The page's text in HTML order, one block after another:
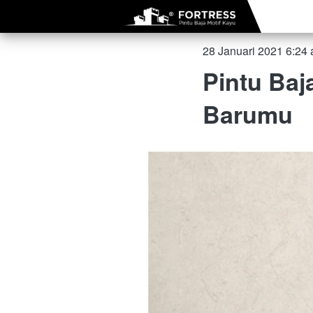
28 Januari 2021 6:24
Pintu
Barumu